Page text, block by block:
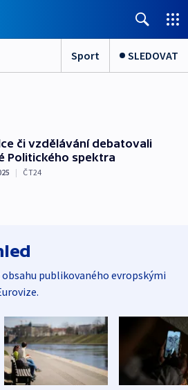
Sport SLEDOVAT
či vzdělávání debatovali
Politického spektra
| ČT24
obsahu publikovaného evropskými